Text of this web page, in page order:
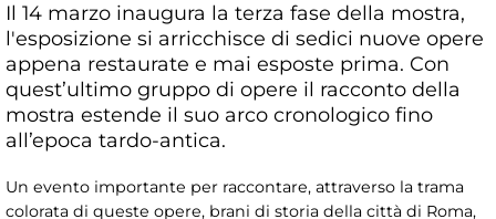
Il 14 marzo inaugura la terza fase della mostra,
l'esposizione si arricchisce di sedici nuove opere
appena restaurate e mai esposte prima. Con
quest’ultimo gruppo di opere il racconto della
mostra estende il suo arco cronologico fino
all’epoca tardo-antica.
Un evento importante per raccontare, attraverso la trama
colorata di queste opere, brani di storia della città di Roma,